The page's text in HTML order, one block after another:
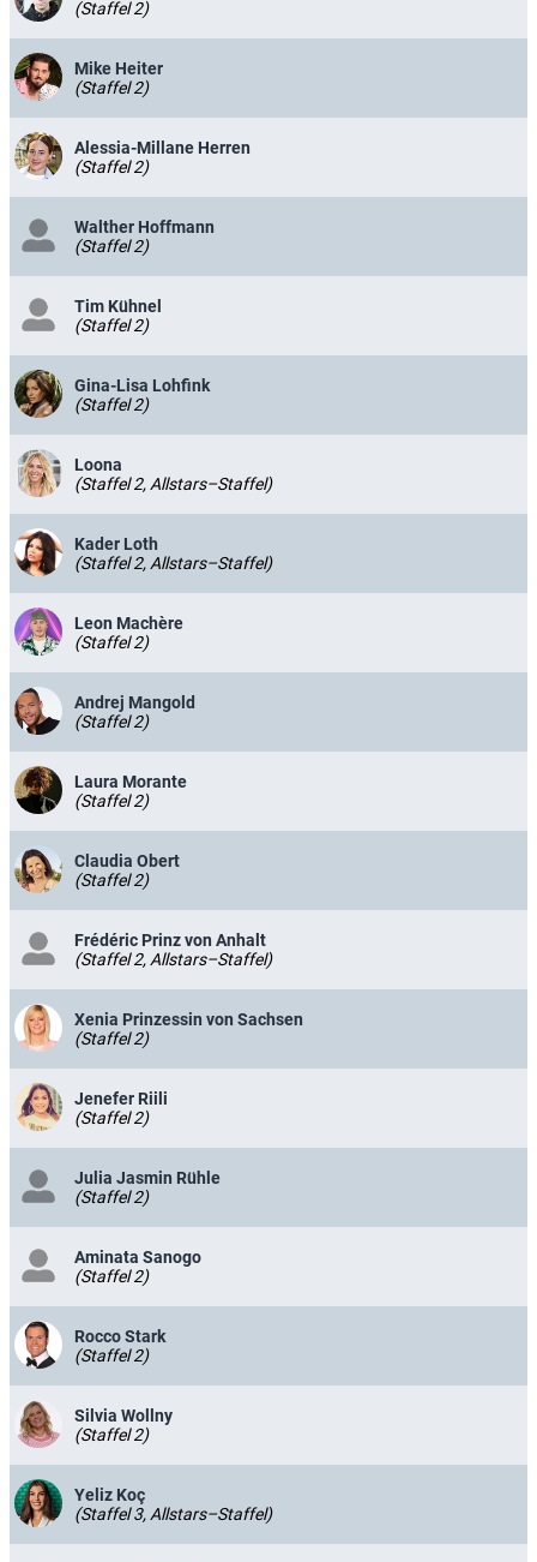
(Staffel 2)
Mike Heiter
(Staffel 2)
Alessia-Millane Herren
(Staffel 2)
Walther Hoffmann
(Staffel 2)
Tim Kühnel
(Staffel 2)
Gina-Lisa Lohfink
(Staffel 2)
Loona
(Staffel 2, Allstars–Staffel)
Kader Loth
(Staffel 2, Allstars–Staffel)
Leon Machère
(Staffel 2)
Andrej Mangold
(Staffel 2)
Laura Morante
(Staffel 2)
Claudia Obert
(Staffel 2)
Frédéric Prinz von Anhalt
(Staffel 2, Allstars–Staffel)
Xenia Prinzessin von Sachsen
(Staffel 2)
Jenefer Riili
(Staffel 2)
Julia Jasmin Rühle
(Staffel 2)
Aminata Sanogo
(Staffel 2)
Rocco Stark
(Staffel 2)
Silvia Wollny
(Staffel 2)
Yeliz Koç
(Staffel 3, Allstars–Staffel)